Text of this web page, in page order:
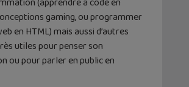
gaming, ou programmer
en HTML) mais aussi d’autres
utiles pour penser son
ou pour parler en public en